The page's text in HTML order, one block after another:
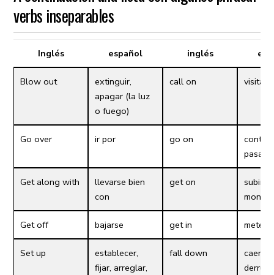
verbs inseparables
Inglés español inglés
Blow out
extinguir,
apagar (la luz
o fuego)
call on visitar,
Go over ir por go on
pasar
Get along with
llevarse bien
con
get on
subirse,
Get off bajarse get in
Set up
establecer,
fijar, arreglar,
fall down
caerse,